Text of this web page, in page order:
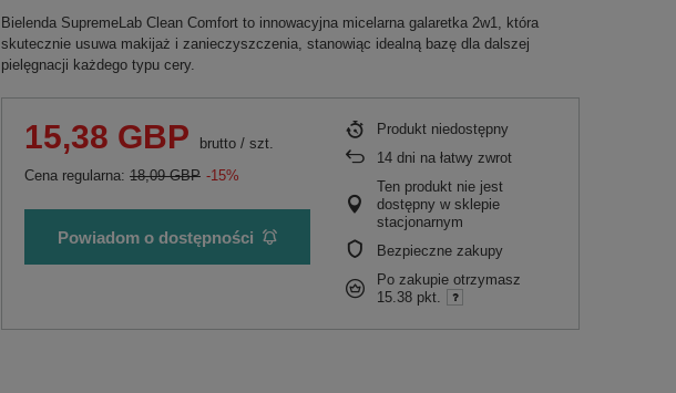
Bielenda SupremeLab Clean Comfort to innowacyjna micelarna galaretka 2w1, która
skutecznie usuwa makijaż i zanieczyszczenia, stanowiąc idealną bazę dla dalszej
pielęgnacji każdego typu cery.
15,38 GBP brutto / szt.
Cena regularna: 18,09 GBP -15%
Powiadom o dostępności
Produkt niedostępny
14 dni na łatwy zwrot
Ten produkt nie jest
dostępny w sklepie
stacjonarnym
Bezpieczne zakupy
Po zakupie otrzymasz
15.38 pkt.